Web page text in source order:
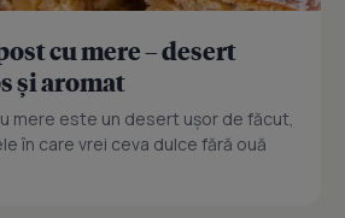
cu mere – desert
și aromat
mere este un desert ușor de făcut,
în care vrei ceva dulce fără ouă